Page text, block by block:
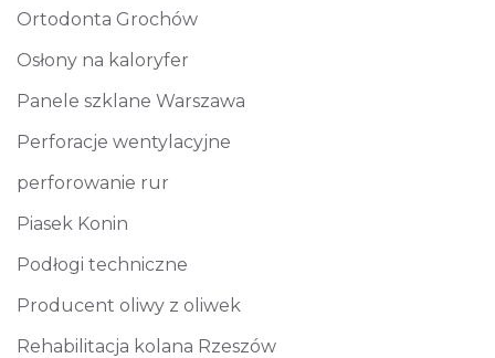
Ortodonta Grochów
Osłony na kaloryfer
Panele szklane Warszawa
Perforacje wentylacyjne
perforowanie rur
Piasek Konin
Podłogi techniczne
Producent oliwy z oliwek
Rehabilitacja kolana Rzeszów